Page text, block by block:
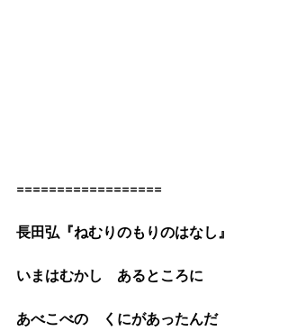
==================
長田弘『ねむりのもりのはなし』
いまはむかし　あるところに
あべこべの　くにがあったんだ